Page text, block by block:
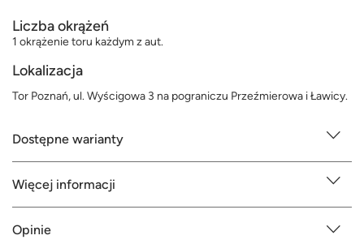
Liczba okrążeń
1 okrążenie toru każdym z aut.
Lokalizacja
Tor Poznań, ul. Wyścigowa 3 na pograniczu Przeźmierowa i Ławicy.
Dostępne warianty
Więcej informacji
Opinie